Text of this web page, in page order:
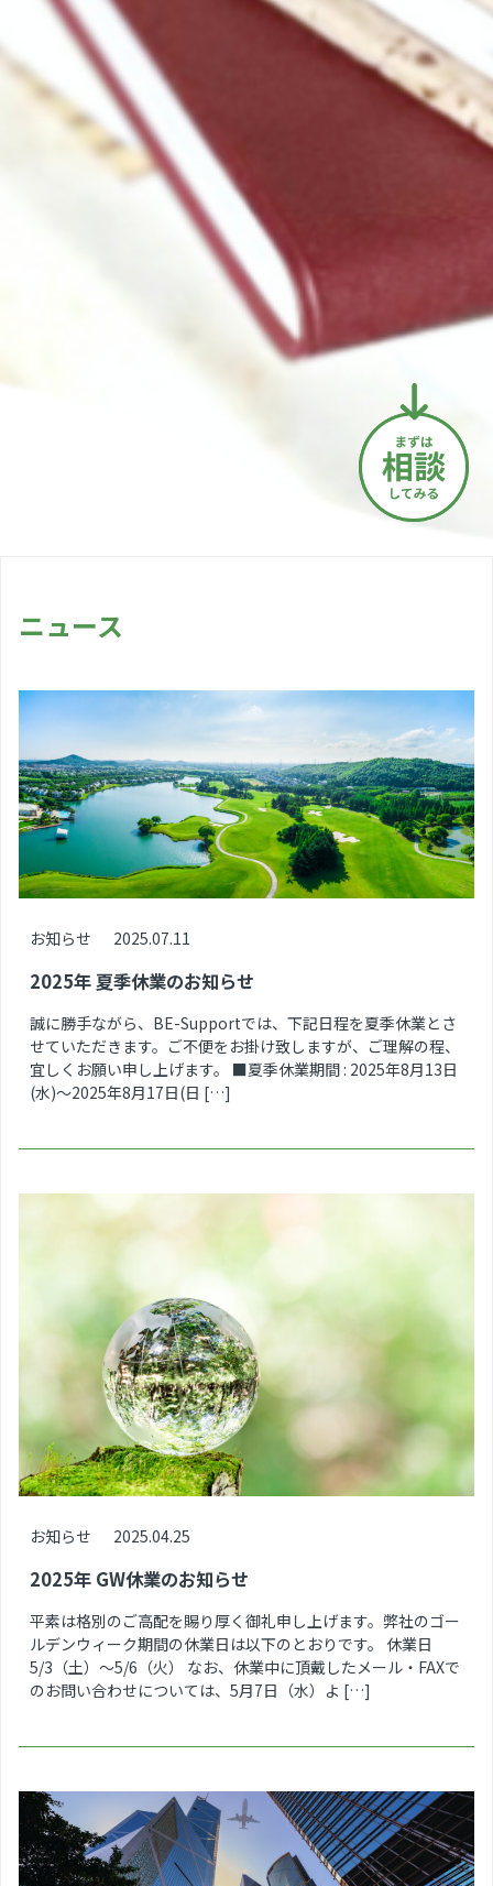
ニュース
お知らせ 2025.07.11
2025年 夏季休業のお知らせ
誠に勝手ながら、BE-Supportでは、下記日程を夏季休業とさ
せていただきます。ご不便をお掛け致しますが、ご理解の程、
宜しくお願い申し上げます。 ■夏季休業期間 : 2025年8月13日
(水)～2025年8月17日(日 […]
お知らせ 2025.04.25
2025年 GW休業のお知らせ
平素は格別のご高配を賜り厚く御礼申し上げます。弊社のゴー
ルデンウィーク期間の休業日は以下のとおりです。 休業日
5/3（土）～5/6（火） なお、休業中に頂戴したメール・FAXで
のお問い合わせについては、5月7日（水）よ […]